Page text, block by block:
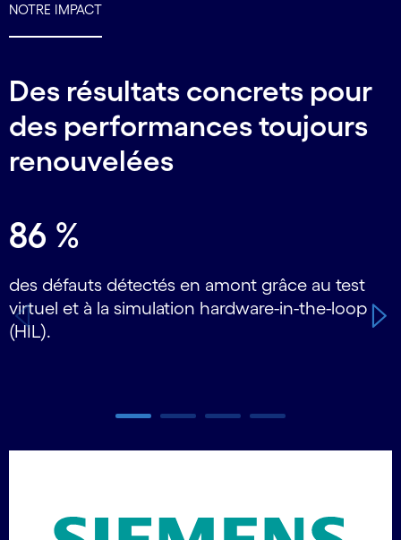
NOTRE IMPACT
Des résultats concrets pour
des performances toujours
renouvelées
Carousel starts
86 %
des défauts détectés en amont grâce au test
virtuel et à la simulation hardware-in-the-loop
(HIL).